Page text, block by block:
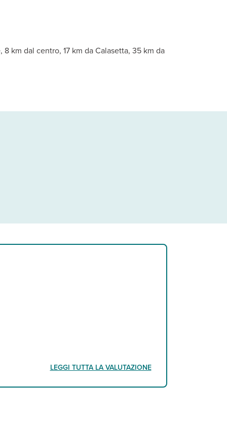
km dal centro, 17 km da Calasetta, 35 km da
Si dividono in tipologia smart, comfort, deluxe
di praticare trekking con guida, visite guidate del
LEGGI TUTTA LA VALUTAZIONE